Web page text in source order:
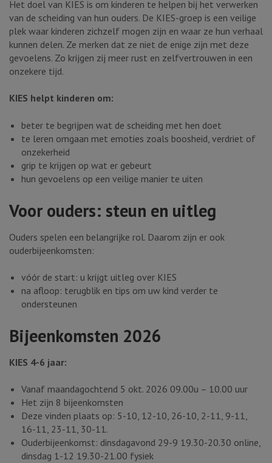
Het doel van KIES is om kinderen te helpen bij het verwerken
van de scheiding van hun ouders. De KIES-groep is een veilige
plek waar kinderen zichzelf mogen zijn en waar ze hun verhaal
kunnen delen. Ze merken dat ze niet de enige zijn met deze
gevoelens. Zo krijgen zij meer rust en zelfvertrouwen in een
onzekere tijd.
KIES helpt kinderen om:
beter te begrijpen wat de scheiding met hen doet
te leren omgaan met emoties zoals boosheid, verdriet of
onzekerheid
grip te krijgen op wat er gebeurt
hun gevoelens op een veilige manier te uiten
Voor ouders: steun en uitleg
Ouders spelen een belangrijke rol. Daarom zijn er ook
ouderbijeenkomsten:
vóór de start: u krijgt uitleg over KIES
na afloop: terugblik en tips om uw kind verder te
ondersteunen
Bijeenkomsten 2026
KIES 4-6 jaar:
Vanaf maandagochtend 5 okt. 2026 09.00u – 10.00 uur
Het zijn 8 bijeenkomsten
Deze vinden plaats op: 5-10, 12-10, 26-10, 2-11, 9-11,
16-11, 23-11, 30-11.
Ouderbijeenkomst: dinsdagavond 29-9 19.30-20.30 online,
dinsdag 1-12 19.30-21.00 fysiek